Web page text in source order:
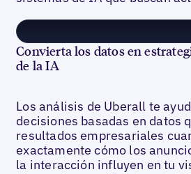
Convierta los datos en
de la IA
Los análisis de Uberall te
decisiones basadas en datos
resultados empresariales
exactamente cómo los
la interacción influyen en tu